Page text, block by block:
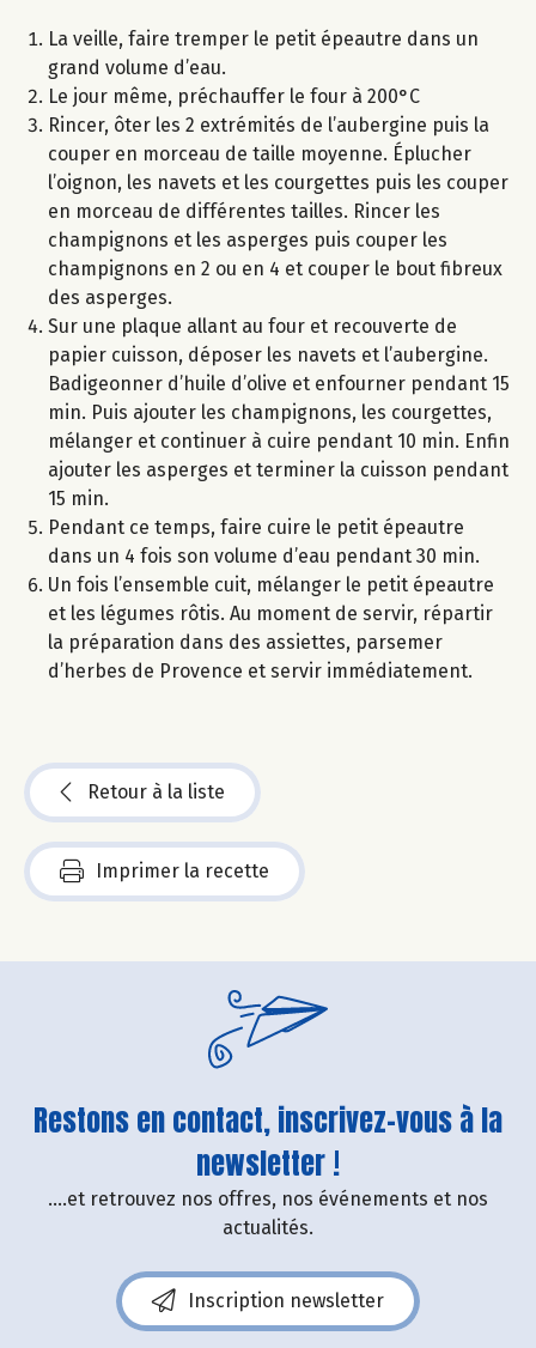
La veille, faire tremper le petit épeautre dans un
grand volume d’eau.
Le jour même, préchauffer le four à 200°C
Rincer, ôter les 2 extrémités de l’aubergine puis la
couper en morceau de taille moyenne. Éplucher
l’oignon, les navets et les courgettes puis les couper
en morceau de différentes tailles. Rincer les
champignons et les asperges puis couper les
champignons en 2 ou en 4 et couper le bout fibreux
des asperges.
Sur une plaque allant au four et recouverte de
papier cuisson, déposer les navets et l’aubergine.
Badigeonner d’huile d’olive et enfourner pendant 15
min. Puis ajouter les champignons, les courgettes,
mélanger et continuer à cuire pendant 10 min. Enfin
ajouter les asperges et terminer la cuisson pendant
15 min.
Pendant ce temps, faire cuire le petit épeautre
dans un 4 fois son volume d’eau pendant 30 min.
Un fois l’ensemble cuit, mélanger le petit épeautre
et les légumes rôtis. Au moment de servir, répartir
la préparation dans des assiettes, parsemer
d’herbes de Provence et servir immédiatement.
Retour à la liste
Imprimer la recette
Restons en contact, inscrivez-vous à la
newsletter !
....et retrouvez nos offres, nos événements et nos
actualités.
Inscription newsletter